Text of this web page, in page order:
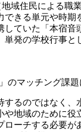
域住民による職業
きる単元や時
ていた「本宿
発の学校行事
マッチング課
るのではなく
地域のために
ローチする必要が